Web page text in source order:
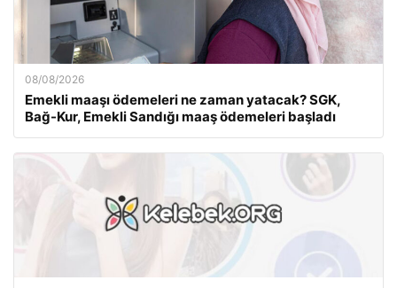
08/08/2026
Emekli maaşı ödemeleri ne zaman yatacak? SGK,
Bağ-Kur, Emekli Sandığı maaş ödemeleri başladı